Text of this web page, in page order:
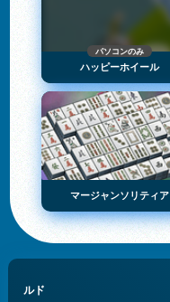
パソコンのみ
ハッピーホイール
マージャンソリティア
ルド